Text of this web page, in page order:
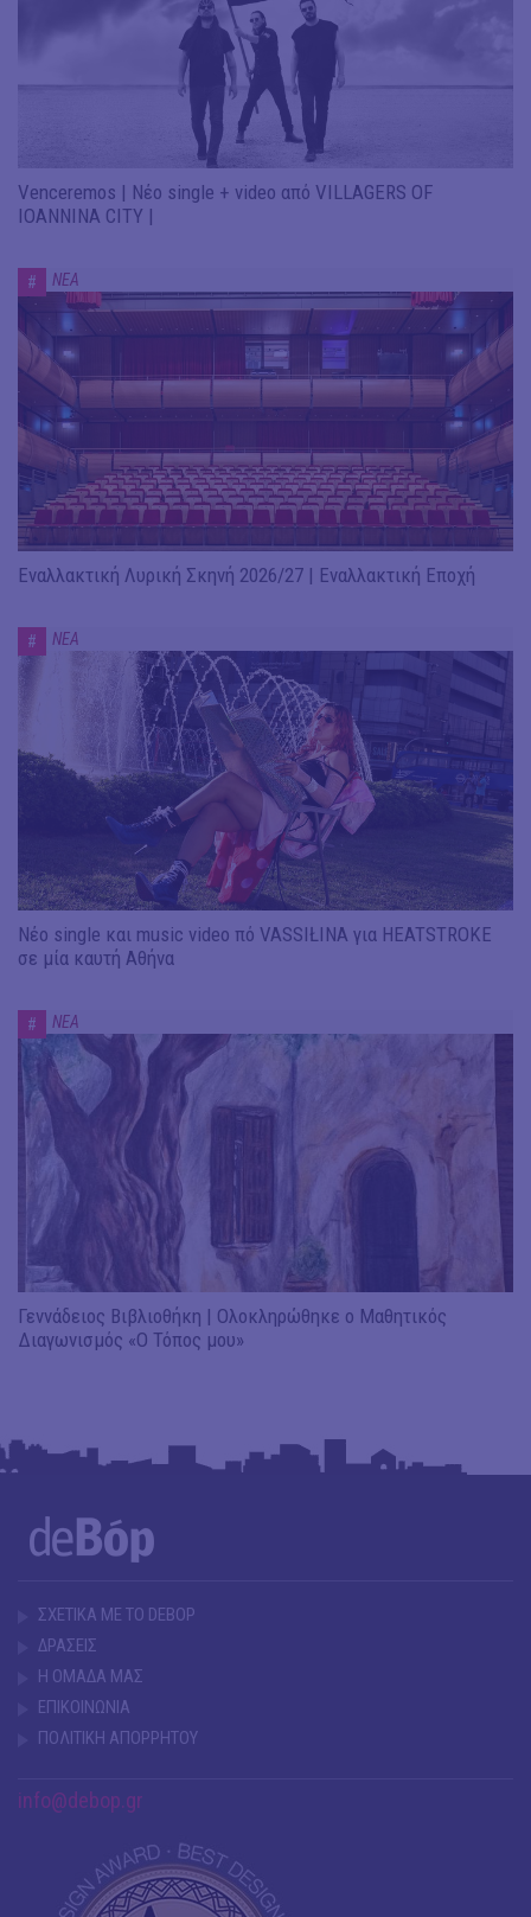
Venceremos | Νέο single + video από VILLAGERS OF
IOANNINA CITY |
# ΝΕΑ
Εναλλακτική Λυρική Σκηνή 2026/27 | Εναλλακτική Εποχή
# ΝΕΑ
Νέο single και music video πό VASSIŁINA για HEATSTROKE
σε μία καυτή Αθήνα
# ΝΕΑ
Γεννάδειος Βιβλιοθήκη | Ολοκληρώθηκε ο Μαθητικός
Διαγωνισμός «Ο Τόπος μου»
ΣΧΕΤΙΚΑ ΜΕ ΤΟ DEBOP
ΔΡΑΣΕΙΣ
Η ΟΜΑΔΑ ΜΑΣ
ΕΠΙΚΟΙΝΩΝΙΑ
ΠΟΛΙΤΙΚΗ ΑΠΟΡΡΗΤΟΥ
info@debop.gr